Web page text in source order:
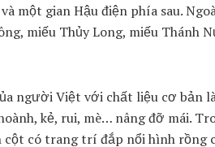
một gian Hậu điện phía sau.
miếu Thủy Long, miếu Thánh
người Việt với chất liệu cơ bản
kẻ, rui, mè… nâng đỡ mái.
cột có trang trí đắp nổi hình rồng